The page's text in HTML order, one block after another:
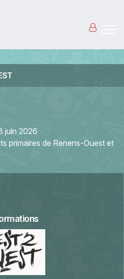
juin 2026
primaires de Renens-Ouest et